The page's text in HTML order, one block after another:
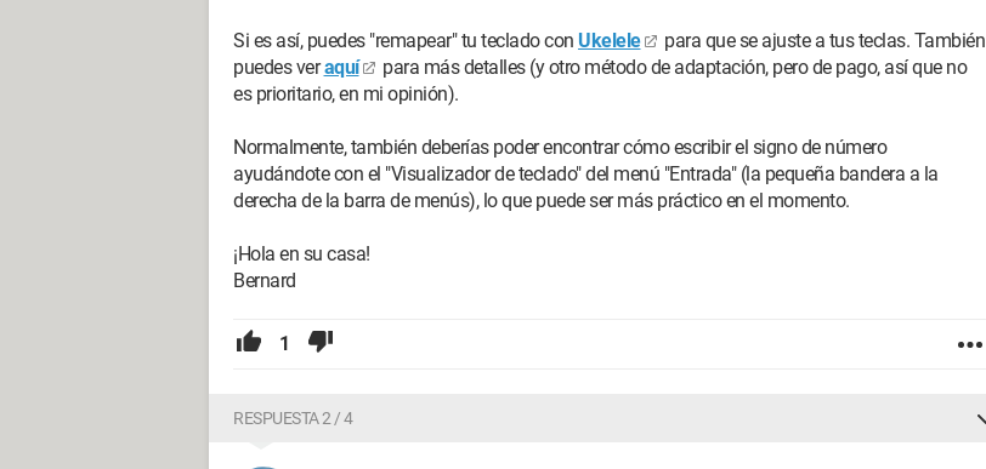
Si es así, puedes "remapear" tu teclado con Ukelele
para que se ajuste a tus teclas. También
puedes veraquí
para más detalles (y otro método de adaptación, pero de pago, así que no
es prioritario, en mi opinión).
Normalmente, también deberías poder encontrar cómo escribir el signo de número
ayudándote con el "Visualizador de teclado" del menú "Entrada" (la pequeña bandera a la
derecha de la barra de menús), lo que puede ser más práctico en el momento.
¡Hola en su casa!
Bernard
1
RESPUESTA 2 / 4